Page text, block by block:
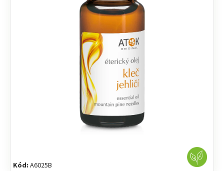
Kód: A6025B